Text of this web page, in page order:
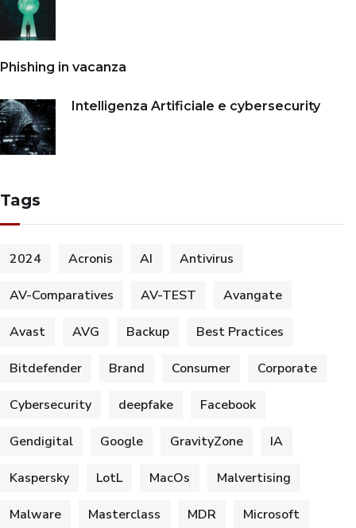
Phishing in vacanza
Intelligenza Artificiale e cybersecurity
Tags
2024 Acronis AI Antivirus
AV-Comparatives AV-TEST Avangate
Avast AVG Backup Best Practices
Bitdefender Brand Consumer Corporate
Cybersecurity deepfake Facebook
Gendigital Google GravityZone IA
Kaspersky LotL MacOs Malvertising
Malware Masterclass MDR Microsoft